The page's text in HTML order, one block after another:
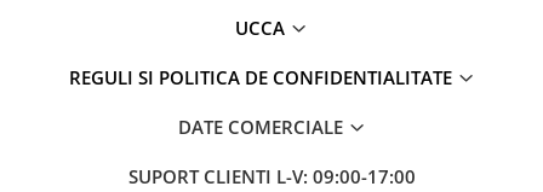
UCCA
REGULI SI POLITICA DE CONFIDENTIALITATE
DATE COMERCIALE
SUPORT CLIENTI L-V: 09:00-17:00